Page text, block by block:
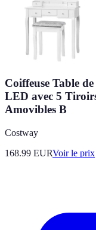
Coiffeuse Table
LED avec 5
Amovibles B
Costway
168.99 EURVoir le prix